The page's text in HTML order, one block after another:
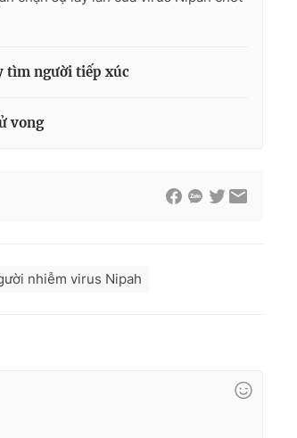
tìm người tiếp xúc
vong
nhiễm virus Nipah